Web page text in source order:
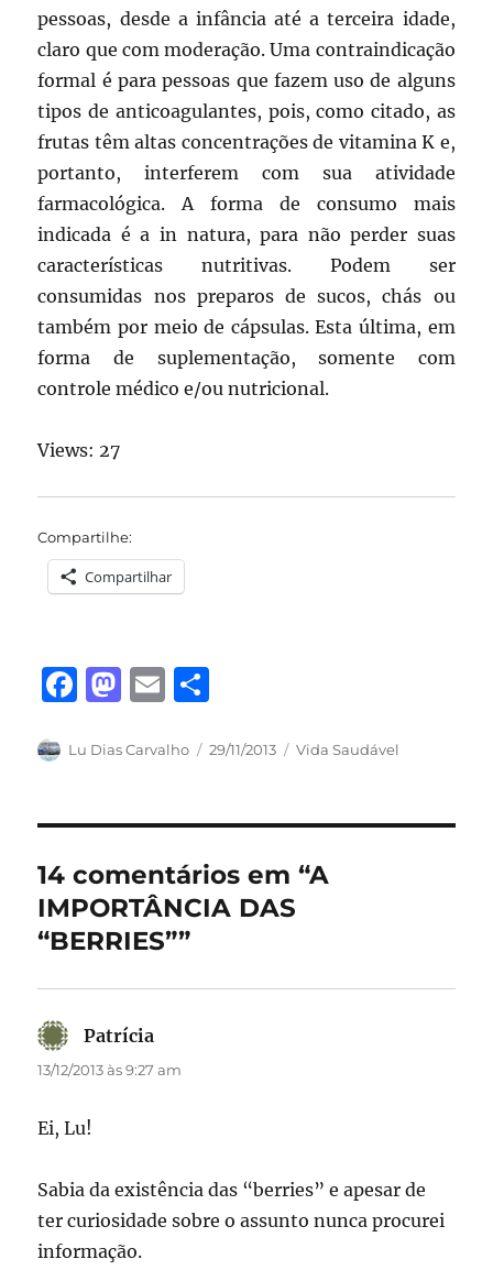
pessoas, desde a infância até a terceira idade,
claro que com moderação. Uma contraindicação
formal é para pessoas que fazem uso de alguns
tipos de anticoagulantes, pois, como citado, as
frutas têm altas concentrações de vitamina K e,
portanto, interferem com sua atividade
farmacológica. A forma de consumo mais
indicada é a in natura, para não perder suas
características nutritivas. Podem ser
consumidas nos preparos de sucos, chás ou
também por meio de cápsulas. Esta última, em
forma de suplementação, somente com
controle médico e/ou nutricional.
Views: 27
Compartilhe:
Compartilhar
F
c
b
o
o
k
M
st
d
o
n
E
ai a
Autor
Lu Dias Carvalho
Publicado
29/11/2013 Categorias
Vida Saudável
14 comentários em “A
IMPORTÂNCIA DAS
“BERRIES””
Patrícia
13/12/2013 às 9:27 am
Ei, Lu!
Sabia da existência das “berries” e apesar de
ter curiosidade sobre o assunto nunca procurei
informação.